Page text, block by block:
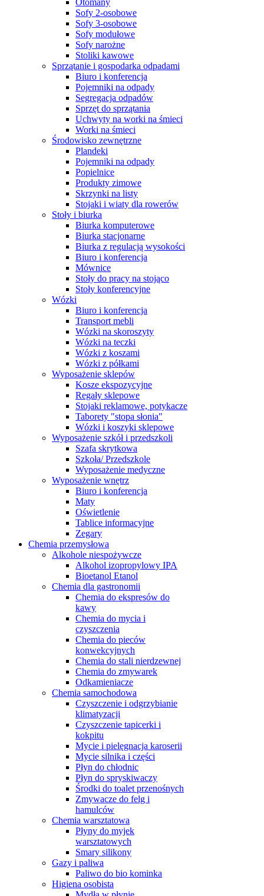
Sofy 2-osobowe
Sofy 3-osobowe
Sofy modułowe
Sofy narożne
Stoliki kawowe
Sprzątanie i gospodarka odpadami
Biuro i konferencja
Pojemniki na odpady
Segregacja odpadów
Sprzęt do sprzątania
Uchwyty na worki na śmieci
Worki na śmieci
Środowisko zewnętrzne
Plandeki
Pojemniki na odpady
Popielnice
Produkty zimowe
Skrzynki na listy
Stojaki i wiaty dla rowerów
Stoły i biurka
Biurka komputerowe
Biurka stacjonarne
Biurka z regulacją wysokości
Biuro i konferencja
Mównice
Stoły do pracy na stojąco
Stoły konferencyjne
Wózki
Biuro i konferencja
Transport mebli
Wózki na skoroszyty
Wózki na teczki
Wózki z koszami
Wózki z półkami
Wyposażenie sklepów
Kosze ekspozycyjne
Regały sklepowe
Stojaki reklamowe, potykacze
Taborety "stopa słonia"
Wózki i koszyki sklepowe
Wyposażenie szkół i przedszkoli
Szafa skrytkowa
Szkoła/ Przedszkole
Wyposażenie medyczne
Wyposażenie wnętrz
Biuro i konferencja
Maty
Oświetlenie
Tablice informacyjne
Zegary
Chemia przemysłowa
Alkohole niespożywcze
Alkohol izopropylowy IPA
Bioetanol Etanol
Chemia dla gastronomii
Chemia do ekspresów do
kawy
Chemia do mycia i
czyszczenia
Chemia do pieców
konwekcyjnych
Chemia do stali nierdzewnej
Chemia do zmywarek
Odkamieniacze
Chemia samochodowa
Czyszczenie i odgrzybianie
klimatyzacji
Czyszczenie tapicerki i
kokpitu
Mycie i pielęgnacja karoserii
Mycie silnika i części
Płyn do chłodnic
Płyn do spryskiwaczy
Środki do toalet przenośnych
Zmywacze do felg i
hamulców
Chemia warsztatowa
Płyny do myjek
warsztatowych
Smary silikony
Gazy i paliwa
Paliwo do bio kominka
Higiena osobista